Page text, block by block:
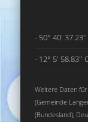
- 50° 40' 37.23''
- 12° 5' 58.83''
Weitere Daten
(Gemeinde
(Bundesland),